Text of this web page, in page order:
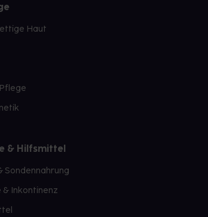
Haut
& Hilfsmittel
Sondennahrung
& Inkontinenz